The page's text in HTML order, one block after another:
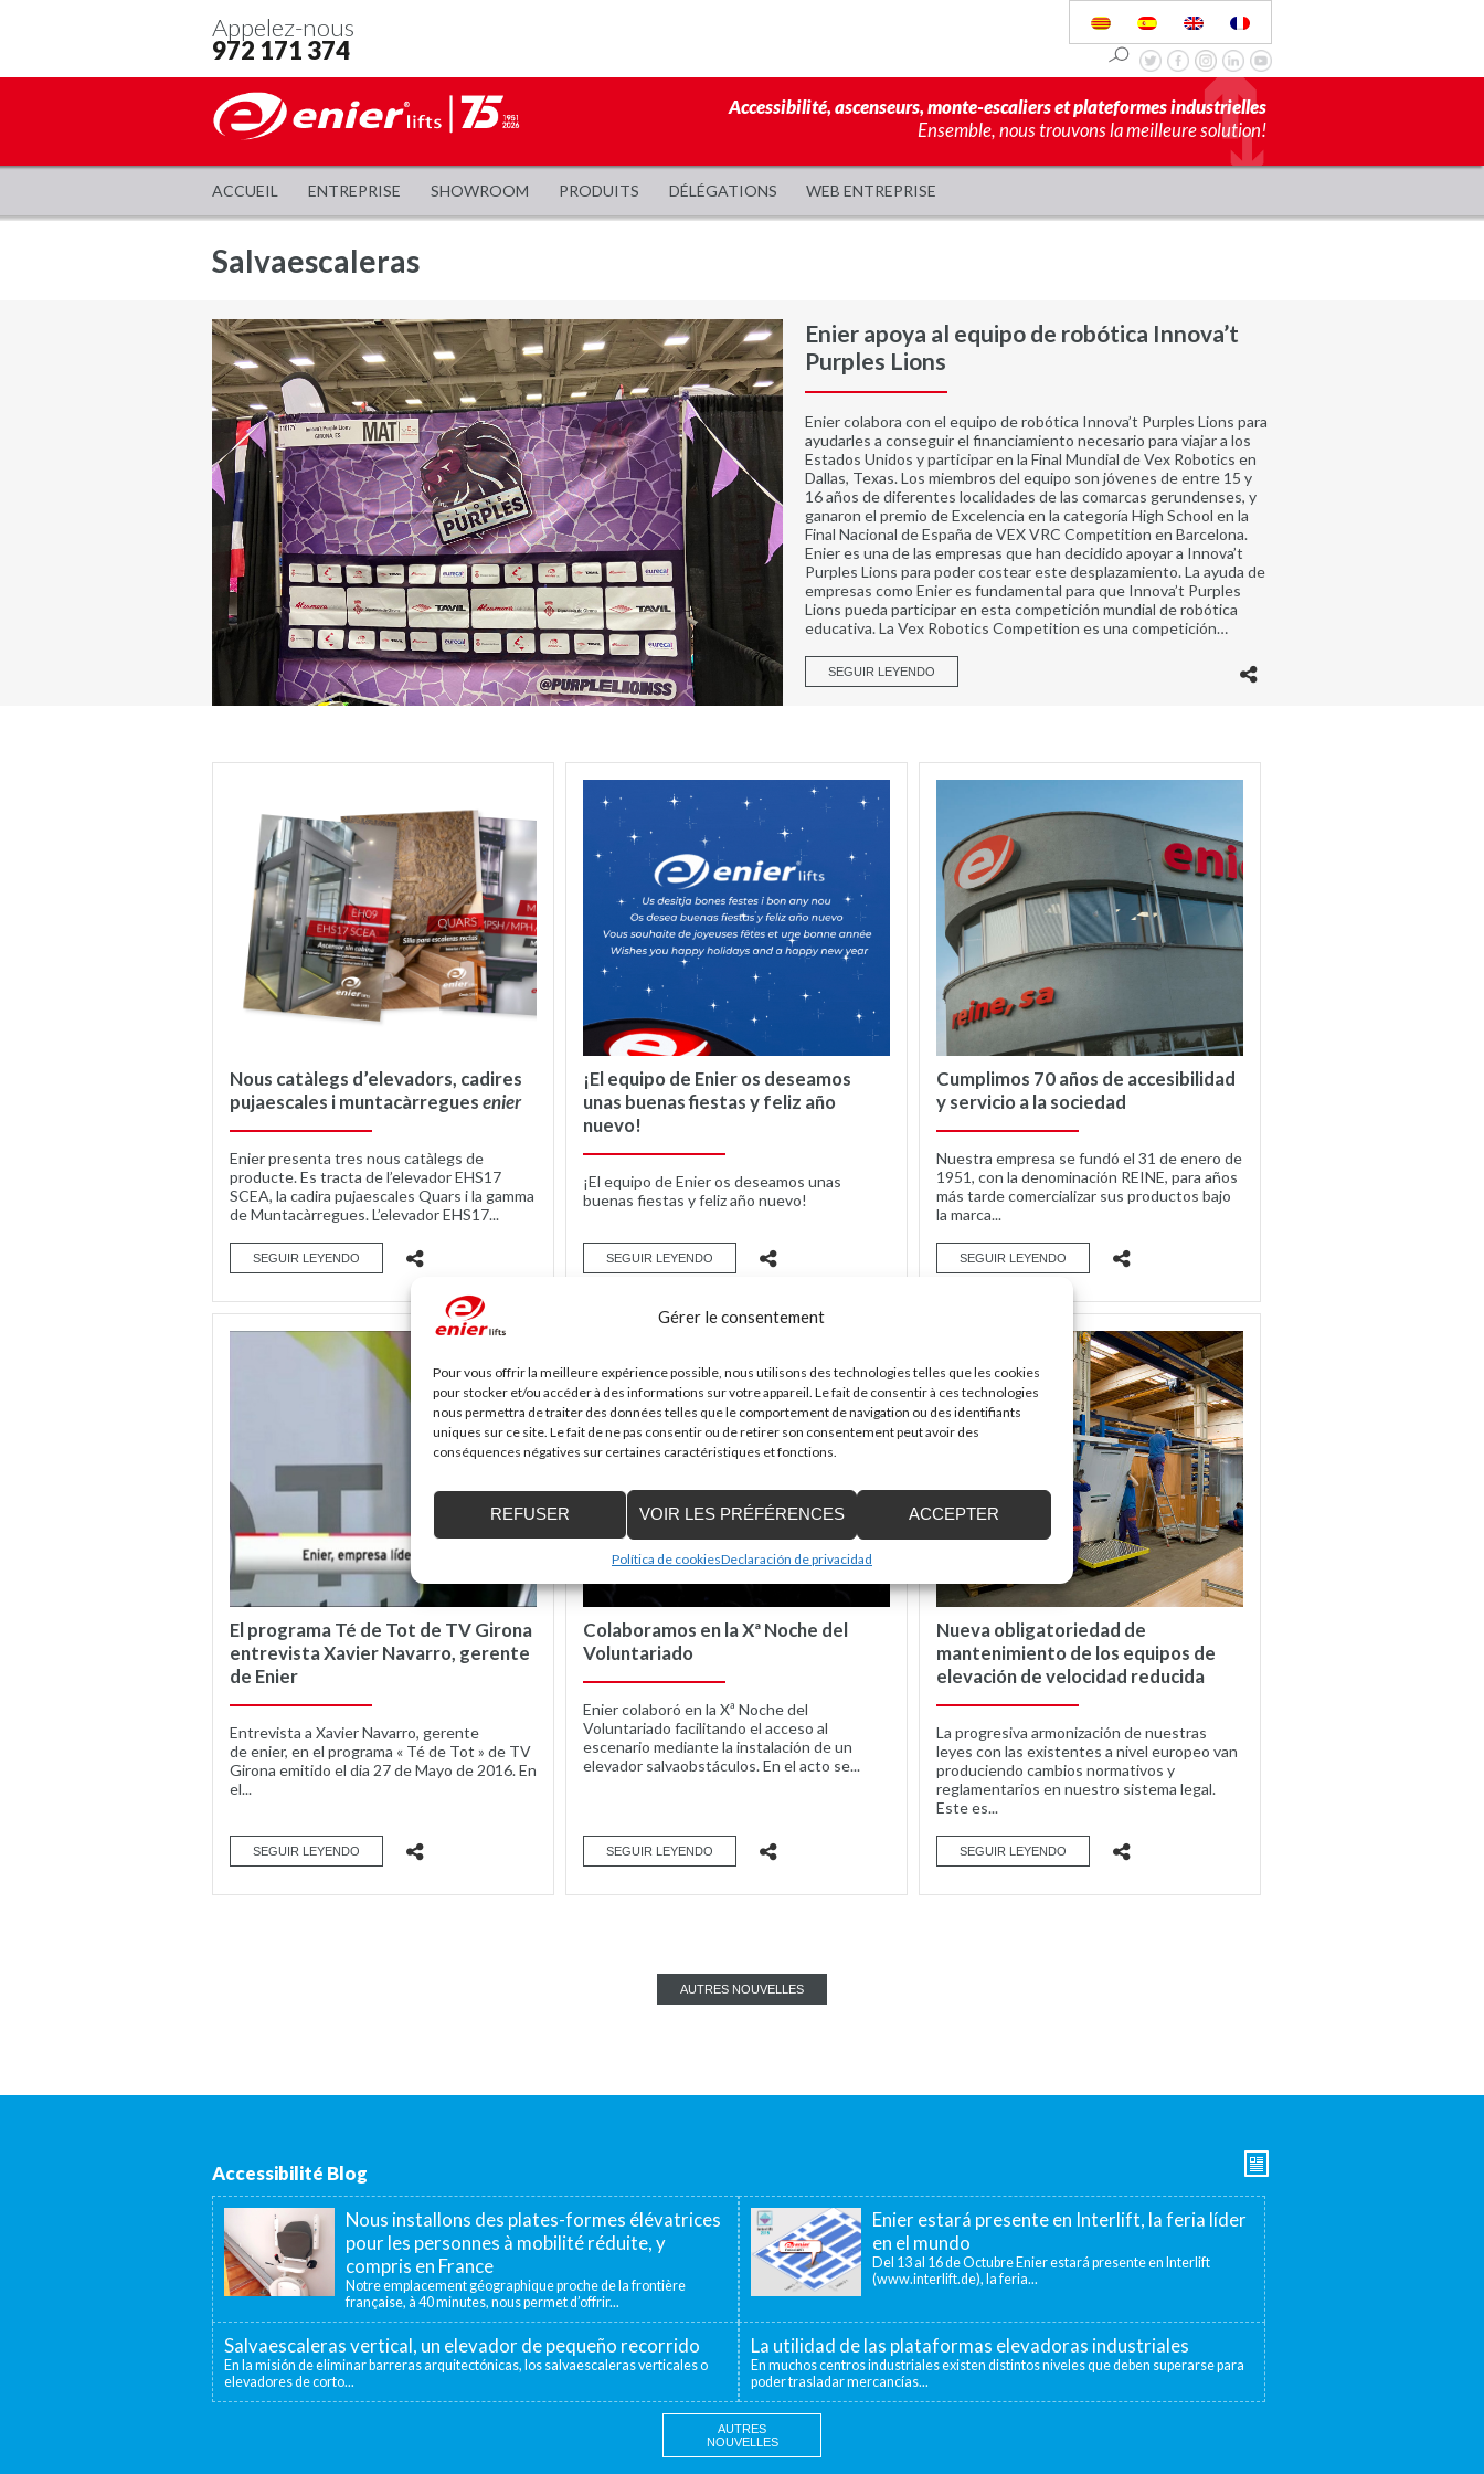
Gérer le consentement
Pour vous offrir la meilleure expérience possible, nous utilisons des technologies telles que les cookies
pour stocker et/ou accéder à des informations sur votre appareil. Le fait de consentir à ces technologies
nous permettra de traiter des données telles que le comportement de navigation ou des identifiants
uniques sur ce site. Le fait de ne pas consentir ou de retirer son consentement peut avoir des
conséquences négatives sur certaines caractéristiques et fonctions.
ACCEPTER
REFUSER VOIR LES PRÉFÉRENCES
Política de cookiesDeclaración de privacidad
Appelez-nous
972 171 374
Accessibilité, ascenseurs, monte-escaliers et plateformes industrielles
Ensemble, nous trouvons la meilleure solution!
ACCUEIL ENTREPRISE SHOWROOM PRODUITS DÉLÉGATIONS WEB ENTREPRISE
Salvaescaleras
Enier apoya al equipo de robótica Innova’t
Purples Lions
Enier colabora con el equipo de robótica Innova’t Purples Lions para
ayudarles a conseguir el financiamiento necesario para viajar a los
Estados Unidos y participar en la Final Mundial de Vex Robotics en
Dallas, Texas. Los miembros del equipo son jóvenes de entre 15 y
16 años de diferentes localidades de las comarcas gerundenses, y
ganaron el premio de Excelencia en la categoría High School en la
Final Nacional de España de VEX VRC Competition en Barcelona.
Enier es una de las empresas que han decidido apoyar a Innova’t
Purples Lions para poder costear este desplazamiento. La ayuda de
empresas como Enier es fundamental para que Innova’t Purples
Lions pueda participar en esta competición mundial de robótica
educativa. La Vex Robotics Competition es una competición…
SEGUIR LEYENDO
Nous catàlegs d’elevadors, cadires
pujaescales i muntacàrreguesenier
Enier presenta tres nous catàlegs de
producte. Es tracta de l’elevador EHS17
SCEA, la cadira pujaescales Quars i la gamma
de Muntacàrregues. L’elevador EHS17...
SEGUIR LEYENDO
¡El equipo de Enier os deseamos
unas buenas fiestas y feliz año
nuevo!
¡El equipo de Enier os deseamos unas
buenas fiestas y feliz año nuevo!
SEGUIR LEYENDO
Cumplimos 70 años de accesibilidad
y servicio a la sociedad
Nuestra empresa se fundó el 31 de enero de
1951, con la denominación REINE, para años
más tarde comercializar sus productos bajo
la marca...
SEGUIR LEYENDO
El programa Té de Tot de TV Girona
entrevista Xavier Navarro, gerente
de Enier
Entrevista a Xavier Navarro, gerente
de enier, en el programa « Té de Tot » de TV
Girona emitido el dia 27 de Mayo de 2016. En
el...
SEGUIR LEYENDO
Colaboramos en la Xª Noche del
Voluntariado
Enier colaboró en la Xª Noche del
Voluntariado facilitando el acceso al
escenario mediante la instalación de un
elevador salvaobstáculos. En el acto se...
SEGUIR LEYENDO
Nueva obligatoriedad de
mantenimiento de los equipos de
elevación de velocidad reducida
La progresiva armonización de nuestras
leyes con las existentes a nivel europeo van
produciendo cambios normativos y
reglamentarios en nuestro sistema legal.
Este es...
SEGUIR LEYENDO
AUTRES NOUVELLES
Accessibilité Blog
Nous installons des plates-formes élévatrices
pour les personnes à mobilité réduite, y
compris en France
Notre emplacement géographique proche de la frontière
française, à 40 minutes, nous permet d’offrir...
Enier estará presente en Interlift, la feria líder
en el mundo
Del 13 al 16 de Octubre Enier estará presente en Interlift
(www.interlift.de), la feria...
Salvaescaleras vertical, un elevador de pequeño recorrido
En la misión de eliminar barreras arquitectónicas, los salvaescaleras verticales o
elevadores de corto...
La utilidad de las plataformas elevadoras industriales
En muchos centros industriales existen distintos niveles que deben superarse para
poder trasladar mercancías...
AUTRES
NOUVELLES